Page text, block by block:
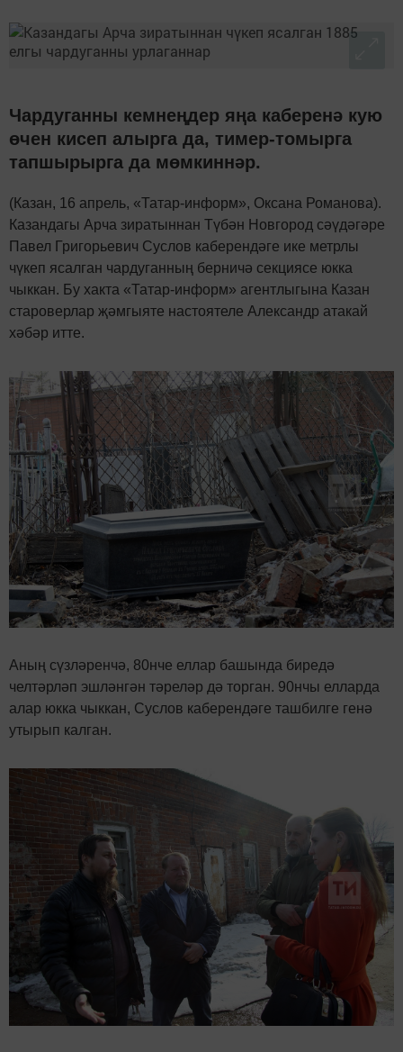
Чардуганны кемнеңдер яңа каберенә кую
өчен кисеп алырга да, тимер-томырга
тапшырырга да мөмкиннәр.
(Казан, 16 апрель, «Татар-информ», Оксана Романова).
Казандагы Арча зиратыннан Түбән Новгород сәүдәгәре
Павел Григорьевич Суслов каберендәге ике метрлы
чүкеп ясалган чардуганның берничә секциясе юкка
чыккан. Бу хакта «Татар-информ» агентлыгына Казан
староверлар җәмгыяте настоятеле Александр атакай
хәбәр итте.
Аның сүзләренчә, 80нче еллар башында биредә
челтәрләп эшләнгән тәреләр дә торган. 90нчы елларда
алар юкка чыккан, Суслов каберендәге ташбилге генә
утырып калган.